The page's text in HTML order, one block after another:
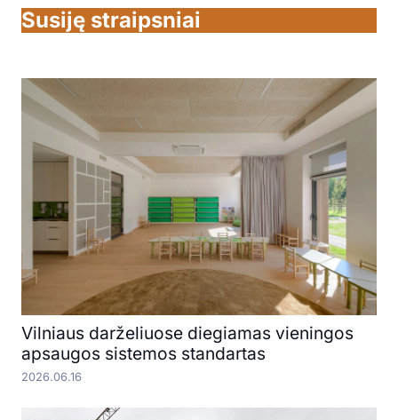
Susiję straipsniai
Vilniaus darželiuose diegiamas vieningos
apsaugos sistemos standartas
2026.06.16